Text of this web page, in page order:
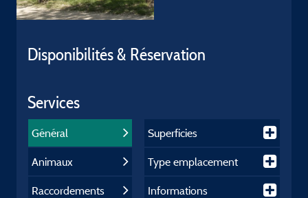
Disponibilités & Réservation
Services
Général
Animaux
Raccordements
Superficies
Type emplacement
Informations